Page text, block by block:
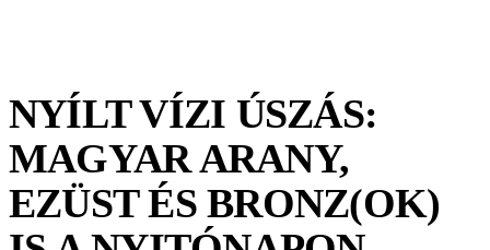
NYÍLT VÍZI ÚSZÁS:
MAGYAR ARANY,
EZÜST ÉS BRONZ(OK)